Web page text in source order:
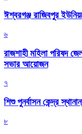
ঈশ্বরগঞ্জ রাজিবপুর
৬
রাজশাহী মহিলা পরিষদ
সভার আয়োজন
৭
শিশু পুনর্বাসন কেন্দ্র
৮